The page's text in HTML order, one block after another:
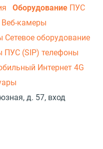
Оборудование ПУС
Веб-камеры
Сетевое оборудование
ПУС (SIP) телефоны
Интернет 4G
д. 57, вход